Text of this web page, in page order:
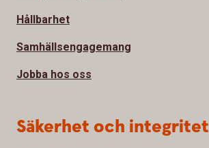
Hållbarhet
Samhällsengagemang
Jobba hos oss
Säkerhet och integritet